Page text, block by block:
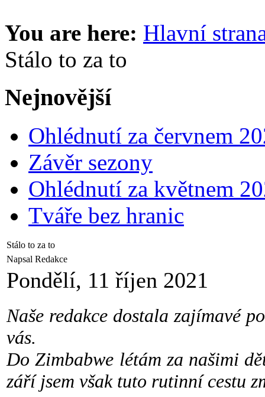
You are here: Hlavní
Stálo to za to
Nejnovější
Ohlédnutí za červnem
Závěr sezony
Ohlédnutí za květnem
Tváře bez hranic
Stálo to za to
Napsal Redakce
Pondělí, 11 říjen 2021
Naše redakce dostala zajímavé
vás.
Do Zimbabwe létám za našimi
září jsem však tuto rutinní cestu